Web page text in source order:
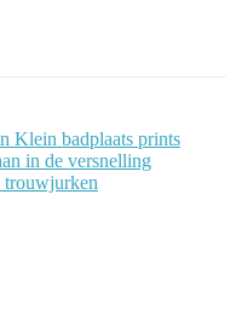
Klein badplaats prints
in de versnelling
trouwjurken